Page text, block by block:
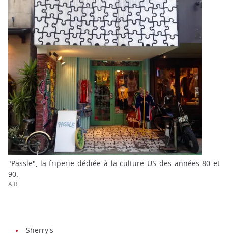
"Passle", la friperie dédiée à la culture US des années 80 et
90.
A.R
Sherry's